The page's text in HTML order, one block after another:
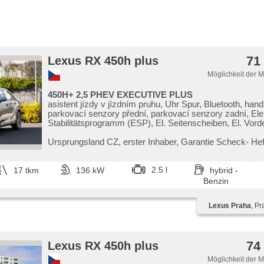
Lexus RX 450h plus 71
Möglichkeit der
450H+ 2,5 PHEV EXECUTIVE PLUS
asistent jízdy v jízdním pruhu, Uhr Spur, Bluetooth,
parkovací senzory přední, parkovací senzory zadní,
Stabilitätsprogramm (ESP), El. Seitenscheiben, El.
Navigation, beheizte Spiegel, beheizte Sitze, zatmavená
Multifunktionslenkrad, Servolenkung,
sedadla, beheizte Lenkrad, Heck LED Leuchte, El.
Assistent, asistent rozjezdu do kopce (HSA), El.
třízónová klimatizace, Klimaautomatik, Android Auto,
Überwachung der Ermüdung des Fahrers, bezklíčové
loketní opěrka, asistent změny jízdního pruhu, LED
Antrieb 4x4, Automatikgetriebe
Ursprungsland CZ,​ erster Inhaber,​ Garantie Scheck​-
17 tkm 136 kW 2.5 l
hybrid -
Benzin
Lexus Praha,
Lexus RX 450h plus 74
Möglichkeit der